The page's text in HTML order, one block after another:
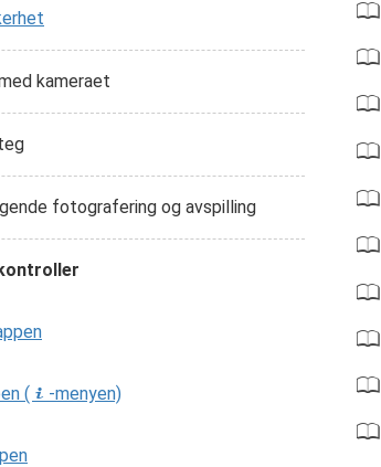
kameraet
fotografering og avspilling
( i -menyen)